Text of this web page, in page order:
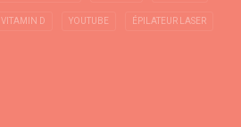
VITAMIN D YOUTUBE ÉPILATEUR LASER